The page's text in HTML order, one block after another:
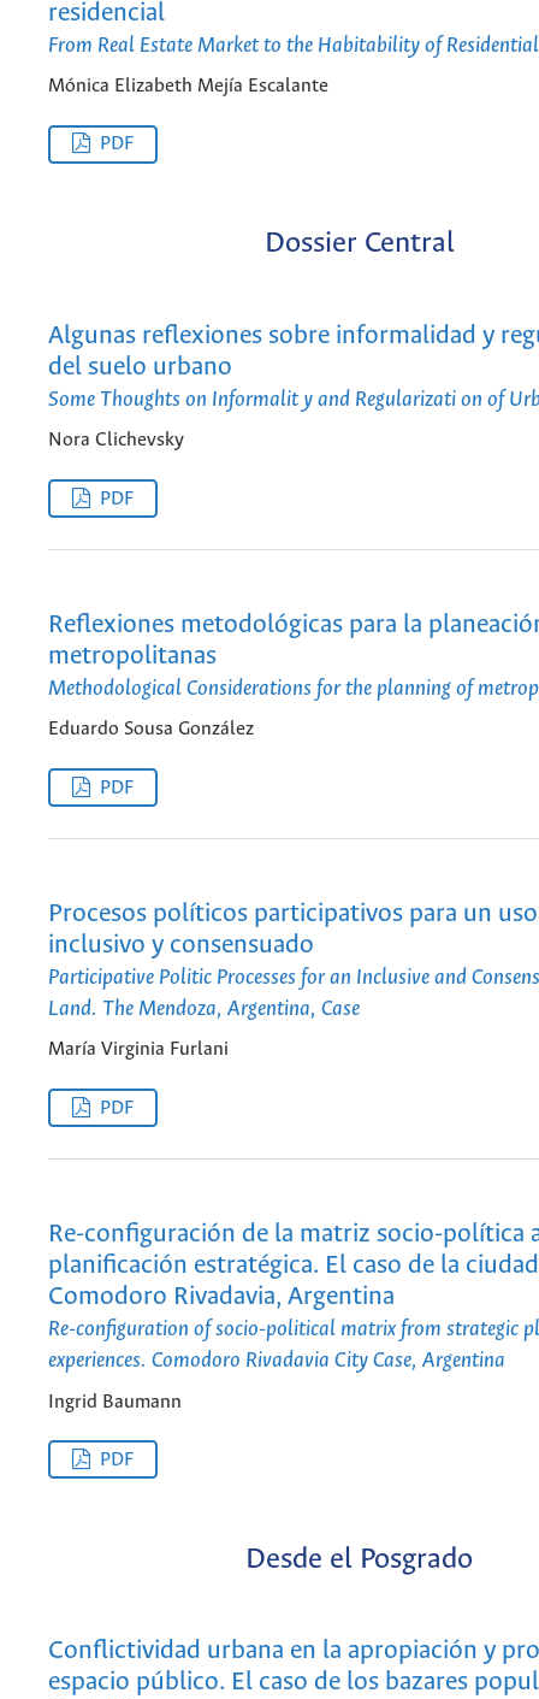
residencial
From Real Estate Market to the Habitability of Residential
Mónica Elizabeth Mejía Escalante
PDF
Dossier Central
Algunas reflexiones sobre informalidad y
del suelo urbano
Some Thoughts on Informalit y and Regularizati on of
Nora Clichevsky
PDF
Reflexiones metodológicas para la
metropolitanas
Methodological Considerations for the planning of
Eduardo Sousa González
PDF
Procesos políticos participativos para un
inclusivo y consensuado
Participative Politic Processes for an Inclusive and
Land. The Mendoza, Argentina, Case
María Virginia Furlani
PDF
Re-configuración de la matriz socio-política
planificación estratégica. El caso de la
Comodoro Rivadavia, Argentina
Re-configuration of socio-political matrix from strategic
experiences. Comodoro Rivadavia City Case, Argentina
Ingrid Baumann
PDF
Desde el Posgrado
Conflictividad urbana en la apropiación y
espacio público. El caso de los bazares